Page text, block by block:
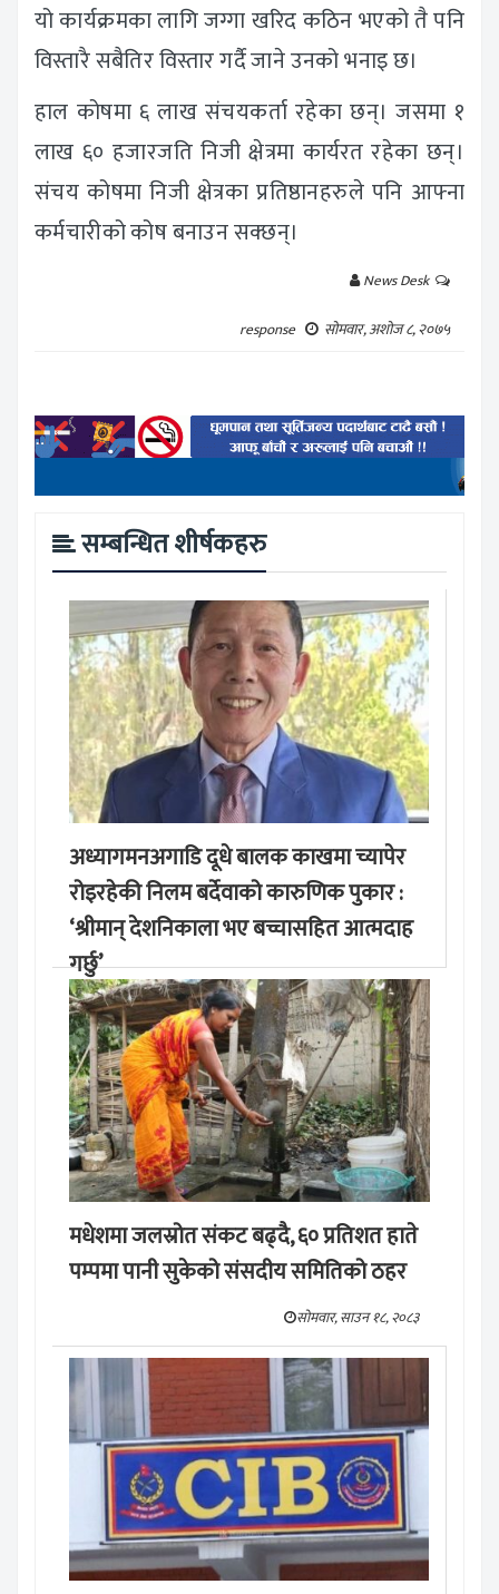
यो कार्यक्रमका लागि जग्गा खरिद कठिन भएको तै पनि
विस्तारै सबैतिर विस्तार गर्दै जाने उनको भनाइ छ।
हाल कोषमा ६ लाख संचयकर्ता रहेका छन्। जसमा १
लाख ६० हजारजति निजी क्षेत्रमा कार्यरत रहेका छन्।
संचय कोषमा निजी क्षेत्रका प्रतिष्ठानहरुले पनि आफ्ना
कर्मचारीको कोष बनाउन सक्छन्।
News Desk
response
सोमवार, अशोज ८, २०७५
सम्बन्धित शीर्षकहरु
अध्यागमनअगाडि दूधे बालक काखमा च्यापेर
रोइरहेकी निलम बर्देवाको कारुणिक पुकार :
‘श्रीमान् देशनिकाला भए बच्चासहित आत्मदाह
गर्छु’
मङ्लबार, साउन १९, २०८३
मधेशमा जलस्रोत संकट बढ्दै, ६० प्रतिशत हाते
पम्पमा पानी सुकेको संसदीय समितिको ठहर
सोमवार, साउन १८, २०८३